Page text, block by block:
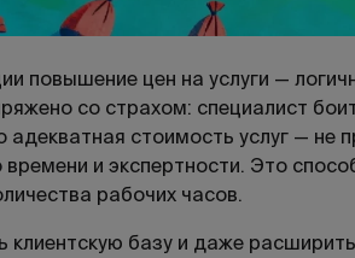
повышение цен на услуги —
со страхом: специалист
адекватная стоимость услуг — не
времени и экспертности. Это
рабочих часов.
клиентскую базу и даже